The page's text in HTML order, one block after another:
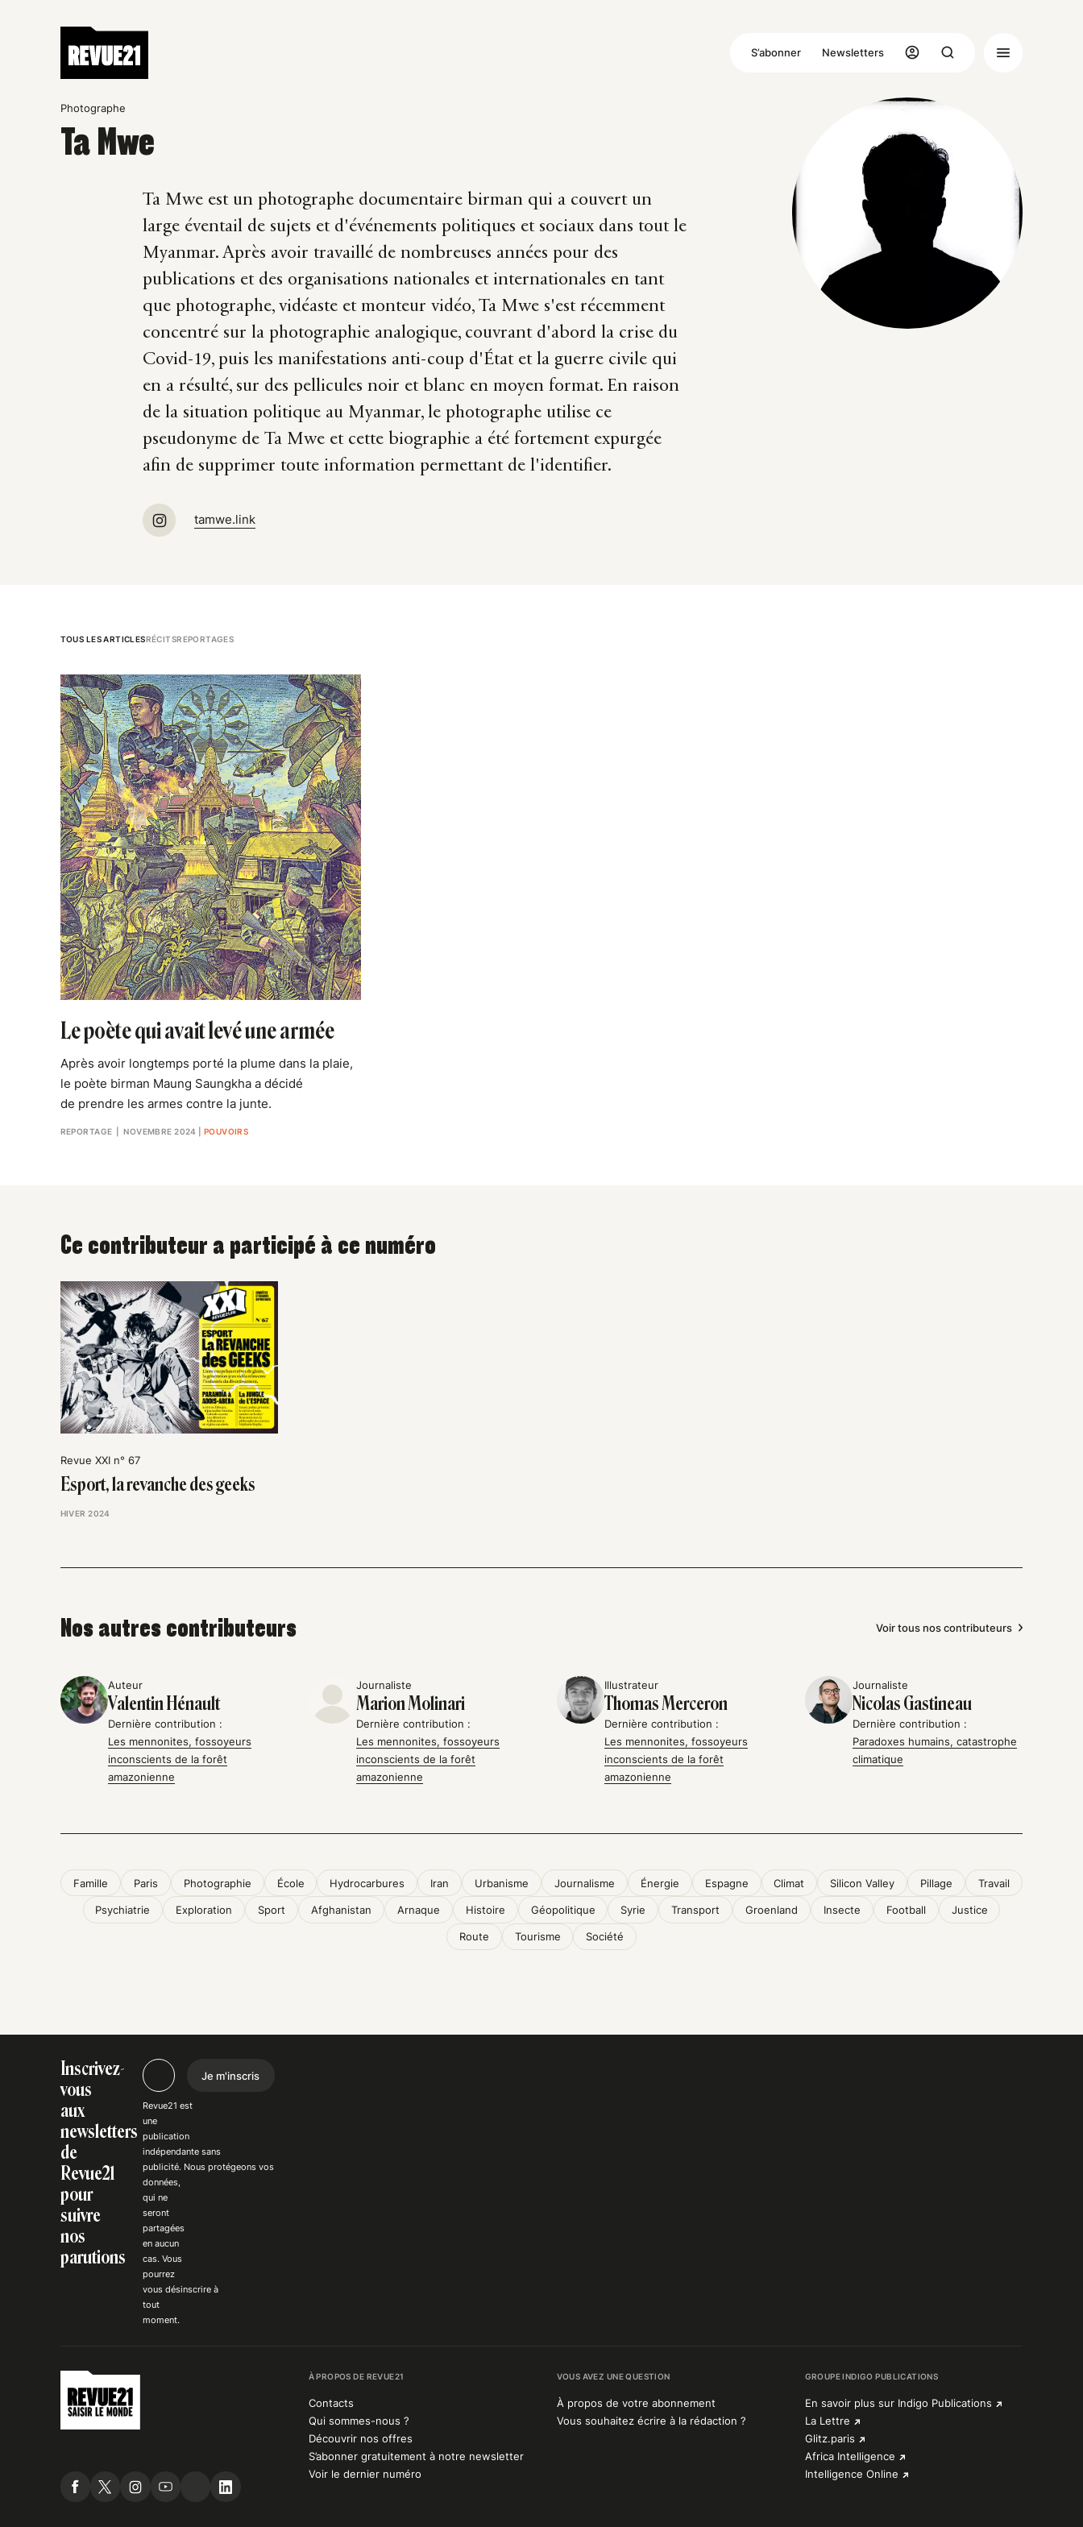
S’abonner Newsletters
Photographe
Ta Mwe
Ta Mwe est un photographe documentaire birman qui a couvert un
large éventail de sujets et d'événements politiques et sociaux dans tout le
Myanmar. Après avoir travaillé de nombreuses années pour des
publications et des organisations nationales et internationales en tant
que photographe, vidéaste et monteur vidéo, Ta Mwe s'est récemment
concentré sur la photographie analogique, couvrant d'abord la crise du
Covid-19, puis les manifestations anti-coup d'État et la guerre civile qui
en a résulté, sur des pellicules noir et blanc en moyen format. En raison
de la situation politique au Myanmar, le photographe utilise ce
pseudonyme de Ta Mwe et cette biographie a été fortement expurgée
afin de supprimer toute information permettant de l'identifier.
tamwe.link
TOUS LES ARTICLESRÉCITSREPORTAGES
Le poète qui avait levé une armée
Après avoir longtemps porté la plume dans la plaie,
le poète birman Maung Saungkha a décidé
de prendre les armes contre la junte.
REPORTAGE | NOVEMBRE 2024 POUVOIRS
Ce contributeur a participé à ce numéro
Revue XXI n° 67
Esport, la revanche des geeks
HIVER 2024
Nos autres contributeurs Voir tous nos contributeurs
Auteur
Valentin Hénault
Dernière contribution :
Les mennonites, fossoyeurs
inconscients de la forêt
amazonienne
Journaliste
Marion Molinari
Dernière contribution :
Les mennonites, fossoyeurs
inconscients de la forêt
amazonienne
Illustrateur
Thomas Merceron
Dernière contribution :
Les mennonites, fossoyeurs
inconscients de la forêt
amazonienne
Journaliste
Nicolas Gastineau
Dernière contribution :
Paradoxes humains, catastrophe
climatique
Famille Paris Photographie École Hydrocarbures Iran Urbanisme Journalisme Énergie Espagne Climat Silicon Valley Pillage Travail
Psychiatrie Exploration Sport Afghanistan Arnaque Histoire Géopolitique Syrie Transport Groenland Insecte Football Justice
Route Tourisme Société
Inscrivez-
vous
aux
newsletters
de
Revue21
pour
suivre
nos
parutions
Je m'inscris
Revue21 est
une
publication
indépendantesans
publicité. Nousprotégeons vos
données,
qui ne
seront
partagées
en aucun
cas. Vous
pourrez
vousdésinscrire à
tout
moment.
À PROPOS DE REVUE21
Contacts
Qui sommes-nous ?
Découvrir nos offres
S’abonner gratuitement à notre newsletter
Voir le dernier numéro
VOUS AVEZ UNE QUESTION
À propos de votre abonnement
Vous souhaitez écrire à la rédaction ?
GROUPE INDIGO PUBLICATIONS
En savoir plus sur Indigo Publications
La Lettre
Glitz.paris
Africa Intelligence
Intelligence Online